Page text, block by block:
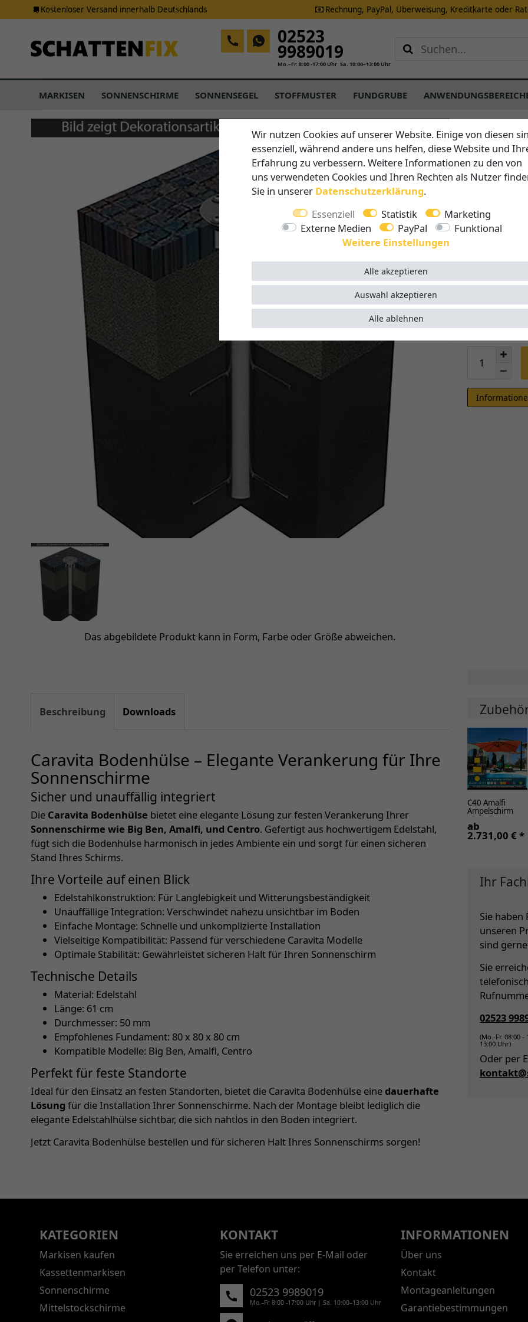
Kostenloser Versand innerhalb Deutschlands Rechnung, PayPal, Überweisung, Kreditkarte oder
02523
9989019
Mo.–Fr. 8:00 -17:00 Uhr Sa. 10:00–13:00 Uhr
MARKISEN SONNENSCHIRME SONNENSEGEL STOFFMUSTER FUNDGRUBE
Das abgebildete Produkt kann in Form, Farbe oder Größe abweichen.
Amalfi
Amalfi
Beschreibung Downloads
Caravita Bodenhülse – Elegante Verankerung für Ihre
Sonnenschirme
Sicher und unauffällig integriert
Die Caravita Bodenhülse bietet eine elegante Lösung zur festen Verankerung Ihrer
Sonnenschirme wie Big Ben, Amalfi, und Centro. Gefertigt aus hochwertigem Edelstahl,
fügt sich die Bodenhülse harmonisch in jedes Ambiente ein und sorgt für einen sicheren
Stand Ihres Schirms.
Ihre Vorteile auf einen Blick
Edelstahlkonstruktion: Für Langlebigkeit und Witterungsbeständigkeit
Unauffällige Integration: Verschwindet nahezu unsichtbar im Boden
Einfache Montage: Schnelle und unkomplizierte Installation
Vielseitige Kompatibilität: Passend für verschiedene Caravita Modelle
Optimale Stabilität: Gewährleistet sicheren Halt für Ihren Sonnenschirm
Technische Details
Material: Edelstahl
Länge: 61 cm
Durchmesser: 50 mm
Empfohlenes Fundament: 80 x 80 x 80 cm
Kompatible Modelle: Big Ben, Amalfi, Centro
Perfekt für feste Standorte
Ideal für den Einsatz an festen Standorten, bietet die Caravita Bodenhülse einedauerhafte
Lösung für die Installation Ihrer Sonnenschirme. Nach der Montage bleibt lediglich die
elegante Edelstahlhülse sichtbar, die sich nahtlos in den Boden integriert.
Jetzt Caravita Bodenhülse bestellen und für sicheren Halt Ihres Sonnenschirms sorgen!
C40 Amalfi
Ampelschirm
ab
2.731,00 € *
Ihr
Sie haben
unseren
sind
Sie
02523
(Mo.-Fr. 08:00 -
13:00 Uhr)
Oder per
KATEGORIEN
Markisen kaufen
Kassettenmarkisen
Sonnenschirme
Mittelstockschirme
KONTAKT
Sie erreichen uns per E-Mail oder
per Telefon unter:
02523 9989019
Mo.–Fr. 8:00 -17:00 Uhr | Sa. 10:00–13:00 Uhr
INFORMATIONEN
Über uns
Kontakt
Montageanleitungen
Garantiebestimmungen
Wir nutzen Cookies auf unserer Website. Einige von diesen
essenziell, während andere uns helfen, diese Website und
Erfahrung zu verbessern. Weitere Informationen zu den von
uns verwendeten Cookies und Ihren Rechten als Nutzer
Sie in unserer Daten­schutz­erklärung.
Essenziell
Statistik
Marketing
Externe Medien
PayPal
Funktional
Weitere Einstellungen
Alle akzeptieren
Alle ablehnen
Auswahl akzeptieren